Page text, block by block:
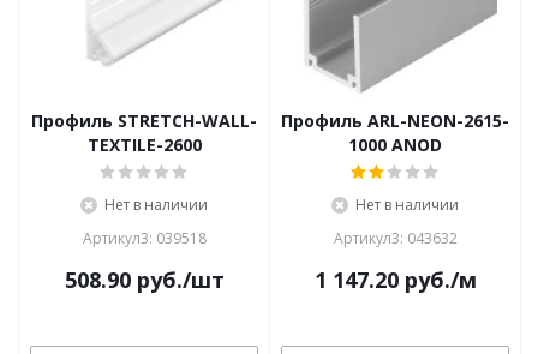
Профиль STRETCH-WALL-
TEXTILE-2600
Нет в наличии
Артикул3: 039518
508.90руб./шт
Профиль ARL-NEON-2615-
1000 ANOD
Нет в наличии
Артикул3: 043632
1 147.20руб./м